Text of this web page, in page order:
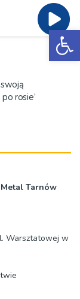
rosie’
Tarnów
Warsztatowej w